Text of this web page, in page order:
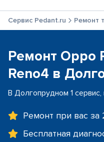
Сервис Pedant.ru Ремонт
Ремонт Oppo
Reno4 в
В Долгопрудном 1
Ремонт при вас за
Бесплатная